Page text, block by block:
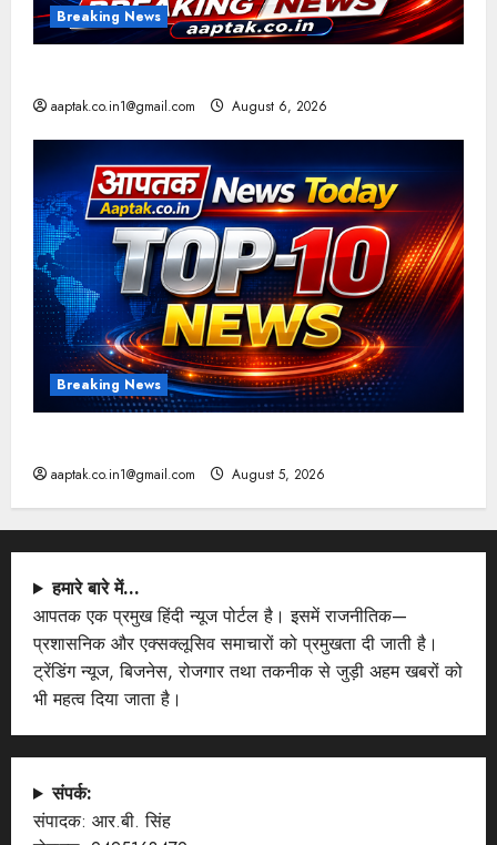
Breaking News
aaptak.co.in1@gmail.com August 6, 2026
Breaking News
aaptak.co.in1@gmail.com August 5, 2026
हमारे बारे में…
आपतक एक प्रमुख हिंदी न्यूज पोर्टल है। इसमें राजनीतिक—
प्रशासनिक और एक्सक्लूसिव समाचारों को प्रमुखता दी जाती है।
ट्रेंडिंग न्यूज, बिजनेस, रोजगार तथा तकनीक से जुड़ी अहम खबरों को
भी महत्व दिया जाता है।
संपर्क:
संपादक: आर.बी. सिंह